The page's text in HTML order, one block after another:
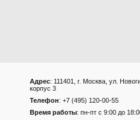
Адрес: 111401, г. Москва, ул.
корпус 3
Телефон: +7 (495) 120-00-55
Время работы: пн-пт с 9:00 до